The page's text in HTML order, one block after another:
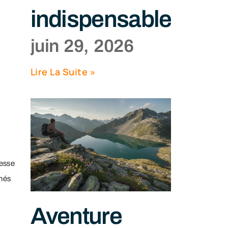
indispensables
juin 29, 2026
Lire La Suite »
Aventure